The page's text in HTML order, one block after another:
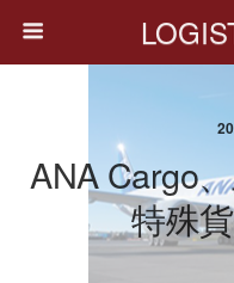
ANA Cargo
特殊